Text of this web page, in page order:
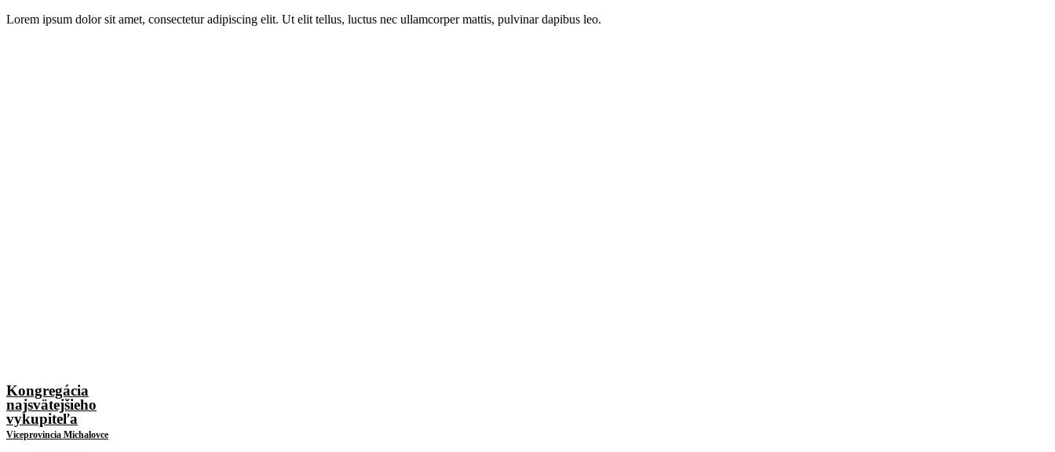
Lorem ipsum dolor sit amet, consectetur adipiscing elit. Ut elit tellus, luctus nec ullamcorper mattis, pulvinar dapibus leo.
Kongregácia
najsvätejšieho
vykupiteľa
Viceprovincia Michalovce